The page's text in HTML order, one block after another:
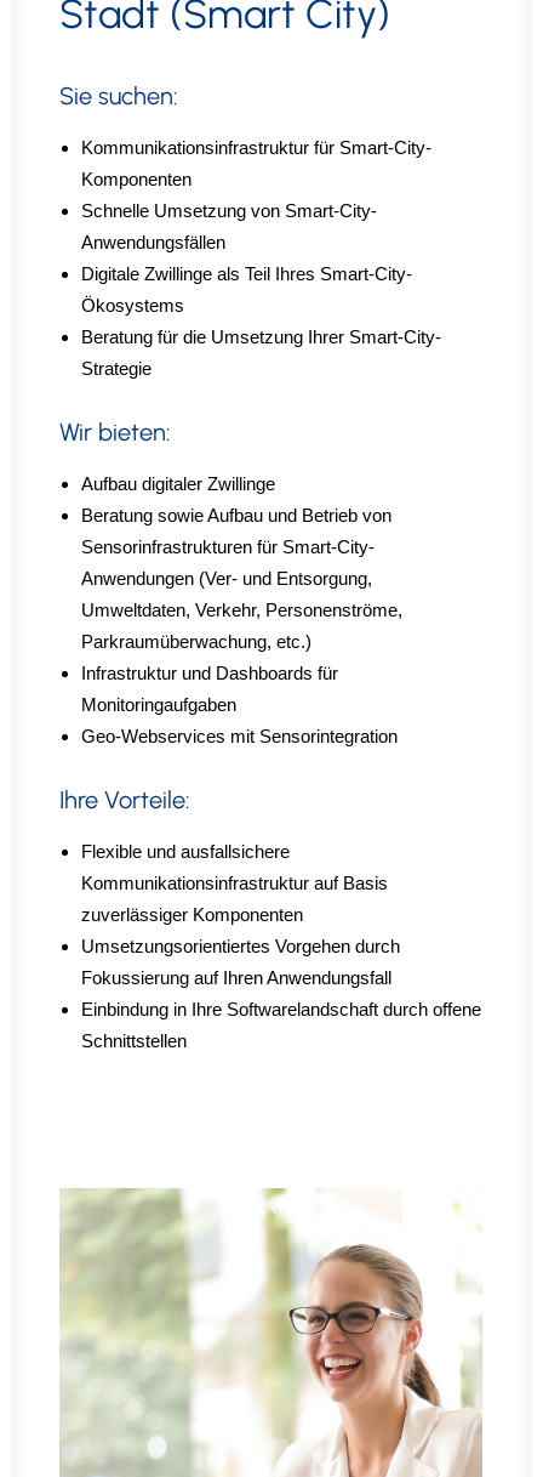
Stadt (Smart City)
Sie suchen:
Kommunikationsinfrastruktur für Smart-City-
Komponenten
Schnelle Umsetzung von Smart-City-
Anwendungsfällen
Digitale Zwillinge als Teil Ihres Smart-City-
Ökosystems
Beratung für die Umsetzung Ihrer Smart-City-
Strategie
Wir bieten:
Aufbau digitaler Zwillinge
Beratung sowie Aufbau und Betrieb von
Sensorinfrastrukturen für Smart-City-
Anwendungen (Ver- und Entsorgung,
Umweltdaten, Verkehr, Personenströme,
Parkraumüberwachung, etc.)
Infrastruktur und Dashboards für
Monitoringaufgaben
Geo-Webservices mit Sensorintegration
Ihre Vorteile:
Flexible und ausfallsichere
Kommunikationsinfrastruktur auf Basis
zuverlässiger Komponenten
Umsetzungsorientiertes Vorgehen durch
Fokussierung auf Ihren Anwendungsfall
Einbindung in Ihre Softwarelandschaft durch offene
Schnittstellen